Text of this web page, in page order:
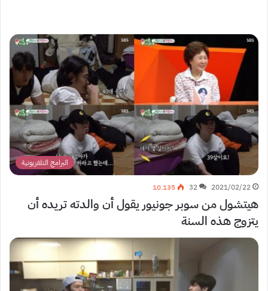
البرامج التلفزيونية
2021/02/22
32 10٬135
هيتشول من سوبر جونيور يقول أن والدته تريده أن
يتزوج هذه السنة